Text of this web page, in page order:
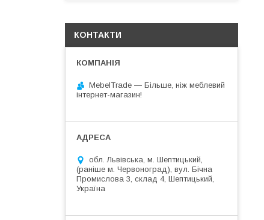
КОНТАКТИ
MebelTrade — Більше, ніж меблевий
інтернет-магазин!
обл. Львівська, м. Шептицький,
(раніше м. Червоноград), вул. Бічна
Промислова 3, склад 4, Шептицький,
Україна